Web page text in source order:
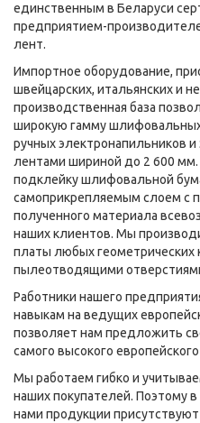
единственным в Беларуси
предприятием-
лент.
Импортное оборудование,
швейцарских, итальянских и
производственная база
широкую гамму
ручных электронапильников
лентами шириной до 2 600
подклейку шлифовальной
самоприкрепляемым слоем с
полученного материала
наших клиентов. Мы
платы любых геометрических
пылеотводящими
Работники нашего
навыкам на ведущих
позволяет нам предложить
самого высокого европейского
Мы работаем гибко и
наших покупателей. Поэтому
нами продукции